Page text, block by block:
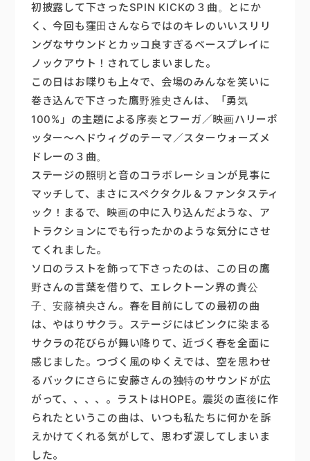
初披露して下さったSPIN KICKの３曲。とにか
く、今回も窪田さんならではのキレのいいスリリ
ングなサウンドとカッコ良すぎるベースプレイに
ノックアウト！されてしまいました。
この日はお喋りも上々で、会場のみんなを笑いに
巻き込んで下さった鷹野雅史さんは、「勇気
100%」の主題による序奏とフーガ／映画ハリーポ
ッター～ヘドウィグのテーマ／スターウォーズメ
ドレーの３曲。
ステージの照明と音のコラボレーションが見事に
マッチして、まさにスペクタクル＆ファンタスティ
ック！まるで、映画の中に入り込んだような、ア
トラクションにでも行ったかのような気分にさせ
てくれました。
ソロのラストを飾って下さったのは、この日の鷹
野さんの言葉を借りて、エレクトーン界の貴公
子、安藤禎央さん。春を目前にしての最初の曲
は、やはりサクラ。ステージにはピンクに染まる
サクラの花びらが舞い降りて、近づく春を全面に
感じました。つづく風のゆくえでは、空を思わせ
るバックにさらに安藤さんの独特のサウンドが広
がって、、、、。ラストはHOPE。震災の直後に作
られたというこの曲は、いつも私たちに何かを訴
えかけてくれる気がして、思わず涙してしまいま
した。